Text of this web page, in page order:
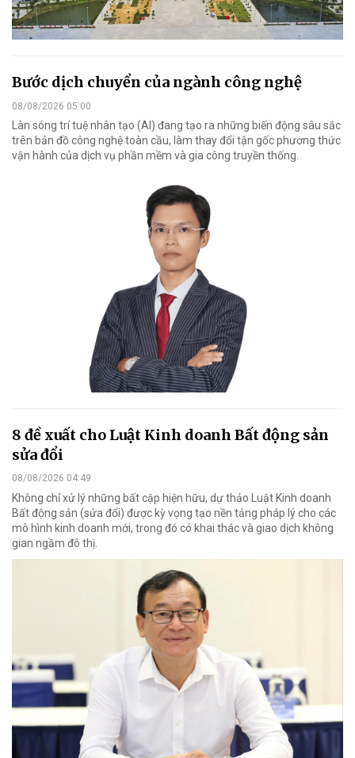
Bước dịch chuyển của ngành công nghệ
08/08/2026 05:00
Làn sóng trí tuệ nhân tạo (AI) đang tạo ra những biến động sâu sắc
trên bản đồ công nghệ toàn cầu, làm thay đổi tận gốc phương thức
vận hành của dịch vụ phần mềm và gia công truyền thống.
8 đề xuất cho Luật Kinh doanh Bất động sản
sửa đổi
08/08/2026 04:49
Không chỉ xử lý những bất cập hiện hữu, dự thảo Luật Kinh doanh
Bất động sản (sửa đổi) được kỳ vọng tạo nền tảng pháp lý cho các
mô hình kinh doanh mới, trong đó có khai thác và giao dịch không
gian ngầm đô thị.